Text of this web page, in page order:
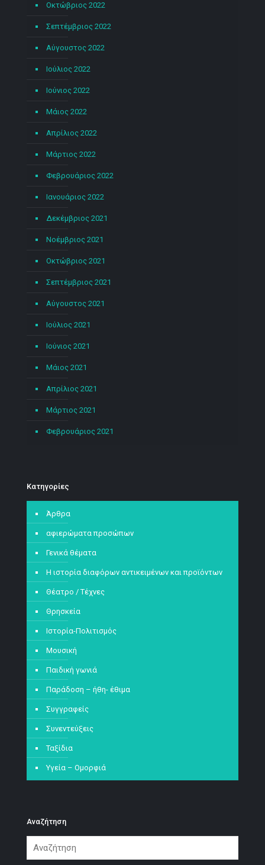
Οκτώβριος 2022
Σεπτέμβριος 2022
Αύγουστος 2022
Ιούλιος 2022
Ιούνιος 2022
Μάιος 2022
Απρίλιος 2022
Μάρτιος 2022
Φεβρουάριος 2022
Ιανουάριος 2022
Δεκέμβριος 2021
Νοέμβριος 2021
Οκτώβριος 2021
Σεπτέμβριος 2021
Αύγουστος 2021
Ιούλιος 2021
Ιούνιος 2021
Μάιος 2021
Απρίλιος 2021
Μάρτιος 2021
Φεβρουάριος 2021
Kατηγορίες
Άρθρα
αφιερώματα προσώπων
Γενικά θέματα
Η ιστορία διαφόρων αντικειμένων και προϊόντων
Θέατρο / Τέχνες
Θρησκεία
Ιστορία-Πολιτισμός
Μουσική
Παιδική γωνιά
Παράδοση – ήθη- έθιμα
Συγγραφείς
Συνεντεύξεις
Ταξίδια
Υγεία – Ομορφιά
Αναζήτηση